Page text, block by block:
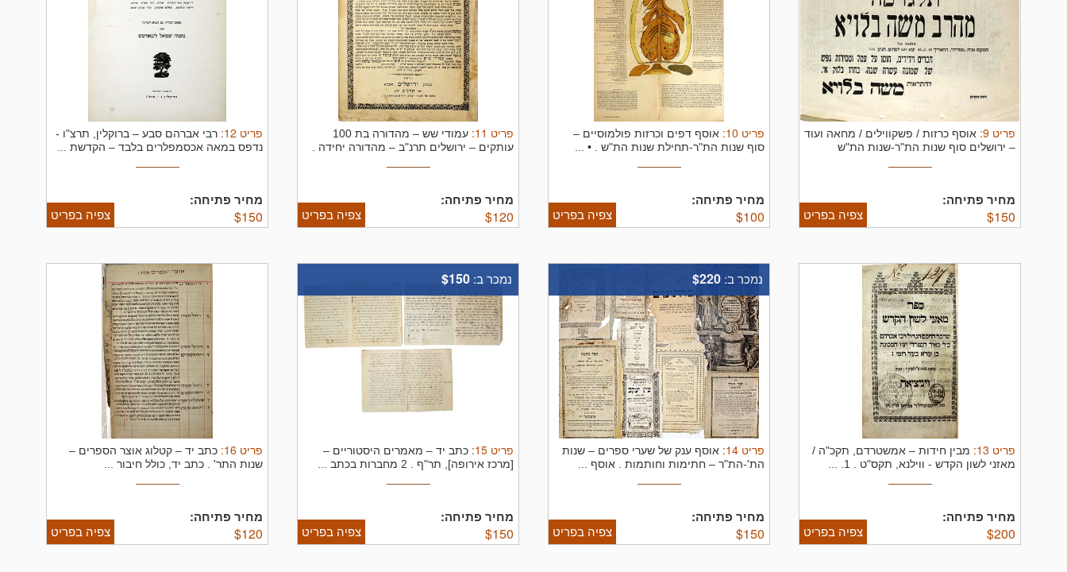
פריט 9
: אוסף כרזות / פשקווילים / מחאה ועוד
– ירושלים סוף שנות הת"ר-שנות הת"ש
מחיר פתיחה:
$150 צפיה בפריט
פריט 10
: אוסף דפים וכרזות פולמוסיים –
סוף שנות הת"ר-תחילת שנות הת"ש . • ...
מחיר פתיחה:
$100 צפיה בפריט
פריט 11
:
עמודי שש – מהדורה בת 100
עותקים – ירושלים תרנ"ב – מהדורה יחידה .
מחיר פתיחה:
$120 צפיה בפריט
פריט 12
: רבי אברהם סבע – ברוקלין, תרצ"ו -
נדפס במאה אכסמפלרים בלבד – הקדשת ...
מחיר פתיחה:
$150 צפיה בפריט
פריט 13
: מבין חידות – אמשטרדם, תקכ"ה /
מאזני לשון הקדש - ווילנא, תקס"ט .
1. ...
מחיר פתיחה:
$200 צפיה בפריט
נמכר ב: $220
פריט 14
: אוסף ענק של שערי ספרים – שנות
הת'-הת"ר – חתימות וחותמות . אוסף ...
מחיר פתיחה:
$150 צפיה בפריט
נמכר ב: $150
פריט 15
: כתב יד – מאמרים היסטוריים –
[מרכז אירופה], תר"ף . 2 מחברות בכתב ...
מחיר פתיחה:
$150 צפיה בפריט
פריט 16
: כתב יד – קטלוג אוצר הספרים –
שנות התר' . כתב יד, כולל חיבור ...
מחיר פתיחה:
$120 צפיה בפריט